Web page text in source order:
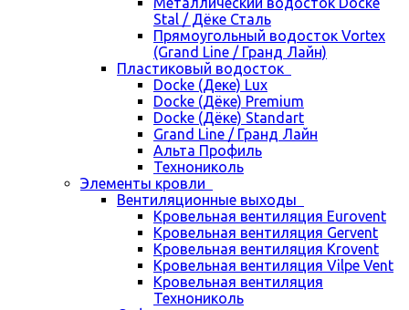
Stal / Дёке Сталь
Прямоугольный водосток Vortex
(Grand Line / Гранд Лайн)
Пластиковый водосток
Docke (Деке) Lux
Docke (Дёке) Premium
Docke (Дёке) Standart
Grand Line / Гранд Лайн
Альта Профиль
Технониколь
Элементы кровли
Вентиляционные выходы
Кровельная вентиляция Eurovent
Кровельная вентиляция Gervent
Кровельная вентиляция Krovent
Кровельная вентиляция Vilpe Vent
Кровельная вентиляция
Технониколь